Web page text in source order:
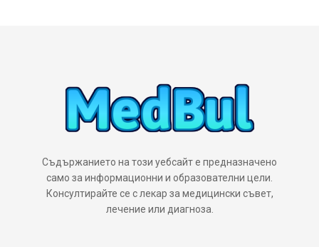
Съдържанието на този уебсайт е предназначено
само за информационни и образователни цели.
Консултирайте се с лекар за медицински съвет,
лечение или диагноза.